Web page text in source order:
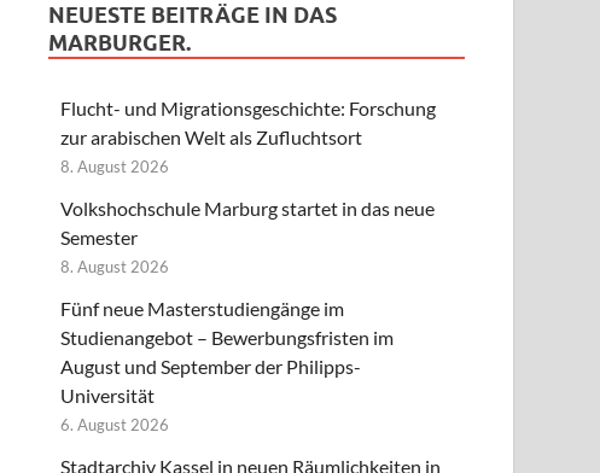
NEUESTE BEITRÄGE IN DAS
MARBURGER.
Flucht- und Migrationsgeschichte: Forschung
zur arabischen Welt als Zufluchtsort
8. August 2026
Volkshochschule Marburg startet in das neue
Semester
8. August 2026
Fünf neue Masterstudiengänge im
Studienangebot – Bewerbungsfristen im
August und September der Philipps-
Universität
6. August 2026
Stadtarchiv Kassel in neuen Räumlichkeiten in